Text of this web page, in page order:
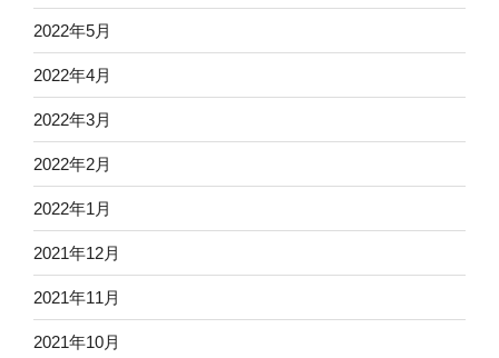
2022年5月
2022年4月
2022年3月
2022年2月
2022年1月
2021年12月
2021年11月
2021年10月